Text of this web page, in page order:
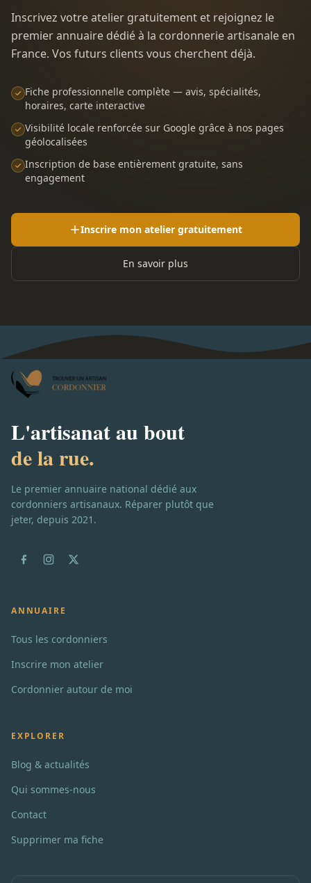
Inscrivez votre atelier gratuitement et rejoignez le
premier annuaire dédié à la cordonnerie artisanale en
France. Vos futurs clients vous cherchent déjà.
Fiche professionnelle complète — avis, spécialités,
horaires, carte interactive
Visibilité locale renforcée sur Google grâce à nos pages
géolocalisées
Inscription de base entièrement gratuite, sans
engagement
Inscrire mon atelier gratuitement
En savoir plus
L'artisanat au bout
de la rue.
Le premier annuaire national dédié aux
cordonniers artisanaux. Réparer plutôt que
jeter, depuis 2021.
ANNUAIRE
Tous les cordonniers
Inscrire mon atelier
Cordonnier autour de moi
EXPLORER
Blog & actualités
Qui sommes-nous
Contact
Supprimer ma fiche